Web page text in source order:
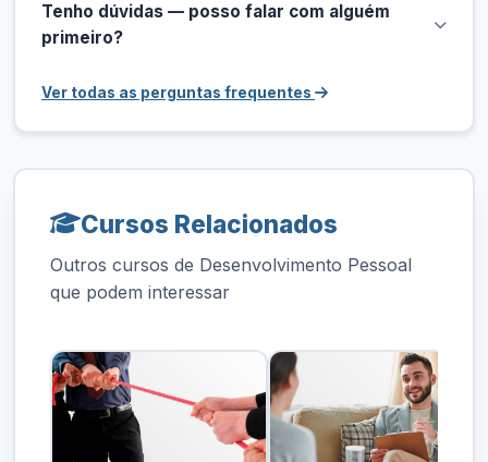
Tenho dúvidas — posso falar com alguém
primeiro?
Ver todas as perguntas frequentes
Cursos Relacionados
Outros cursos de Desenvolvimento Pessoal
que podem interessar